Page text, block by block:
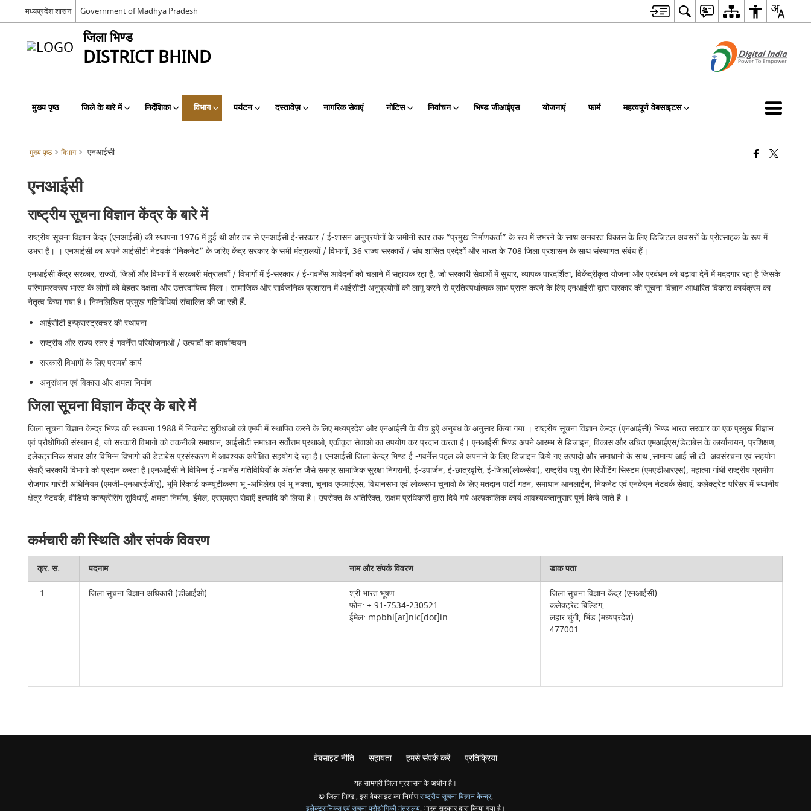
मध्यप्रदेश शासन Government of Madhya Pradesh
जिला भिण्‍ड
DISTRICT BHIND
मुख्य पृष्ठ जिले के बारे में निर्देशिका विभाग पर्यटन दस्तावेज़ नागरिक सेवाएं नोटिस निर्वाचन भिण्‍ड जीआईएस योजनाएं फार्म महत्वपूर्ण वेबसाइटस
मुख्य पृष्ठ विभाग एनआईसी
एनआईसी
राष्ट्रीय सूचना विज्ञान केंद्र के बारे में
राष्ट्रीय सूचना विज्ञान केंद्र (एनआईसी) की स्थापना 1976 में हुई थी और तब से एनआईसी ई-सरकार / ई-शासन अनुप्रयोगों के जमीनी स्तर तक “प्रमुख निर्माणकर्ता” के रूप में उभरने के साथ अनवरत विकास के लिए डिजिटल अवसरों के प्रोत्साहक के रूप में
उभरा है। । एनआईसी का अपने आईसीटी नेटवर्क “निकनेट” के जरिए केंद्र सरकार के सभी मंत्रालयों / विभागों, 36 राज्य सरकारों / संघ शासित प्रदेशों और भारत के 708 जिला प्रशासन के साथ संस्थागत संबंध हैं।
एनआईसी केंद्र सरकार, राज्यों, जिलों और विभागों में सरकारी मंत्रालयों / विभागों में ई-सरकार / ई-गवर्नेंस आवेदनों को चलाने में सहायक रहा है, जो सरकारी सेवाओं में सुधार, व्यापक पारदर्शिता, विकेंद्रीकृत योजना और प्रबंधन को बढ़ावा देनें में मददगार रहा है जिसके
परिणामस्वरूप भारत के लोगों को बेहतर दक्षता और उत्तरदायित्व मिला। सामाजिक और सार्वजनिक प्रशासन में आईसीटी अनुप्रयोगों को लागू करने से प्रतिस्पर्धात्मक लाभ प्राप्त करने के लिए एनआईसी द्वारा सरकार की सूचना-विज्ञान आधारित विकास कार्यक्रम का
नेतृत्व किया गया है। निम्नलिखित प्रमुख गतिविधियां संचालित की जा रही हैं:
आईसीटी इन्फ्रास्ट्रक्चर की स्थापना
राष्ट्रीय और राज्य स्तर ई-गवर्नेंस परियोजनाओं / उत्पादों का कार्यान्वयन
सरकारी विभागों के लिए परामर्श कार्य
अनुसंधान एवं विकास और क्षमता निर्माण
जिला सूचना विज्ञान केंद्र के बारे में
जिला सूचना विज्ञान केन्द्र भिण्ड की स्थापना 1988 में निकनेट सुविधाओ को एमपी में स्थापित करने के लिए मध्यप्रदेश और एनआईसी के बीच हुऐ अनुबंध के अनुसार किया गया । राष्ट्रीय सूचना विज्ञान केन्द्र (एनआईसी) भिण्ड भारत सरकार का एक प्रमुख विज्ञान
एवं प्रौधोगिकी संस्थान है, जो सरकारी विभागो को तकनीकी समाधान, आईसीटी समाधान सर्वोत्तम प्रथाओ, एकीकृत सेवाओ का उपयोग कर प्रदान करता है। एनआईसी भिण्ड अपने आरम्भ से डिजाइन, विकास और उचित एमआईएस/डेटाबेस के कार्यान्वयन, प्रशिक्षण,
इलेक्ट्रानिक संचार और विभिन्न विभागो की डेटाबेस प्रसंस्करण में आवश्यक अपेक्षित सहयोग दे रहा है। एनआईसी जिला केन्द्र भिण्ड ई -गवर्नेस पहल को अपनाने के लिए डिजाइन किये गए उत्पादो और समाधानो के साथ ,सामान्य आई.सी.टी. अवसंरचना एवं सहयोग
सेवाऍं सरकारी विभागो को प्रदान करता है।एनआईसी ने विभिन्न ई -गवर्नेस गतिविधियों के अंतर्गत जैसे समग्र सामाजिक सुरक्षा निगरानी, ई-उपार्जन, ई-छात्रवृत्ति, ई-जिला(लोकसेवा), राष्ट्रीय पशु रोग रिर्पोटिंग सिस्टम (एमएडीआरएस), महात्मा गांधी राष्ट्रीय ग्रामीण
रोजगार गारंटी अधिनियम (एमजी–एनआरईजीए), भूमि रिकार्ड कम्प्यूटीकरण भू -अभिलेख एवं भू नक्शा, चुनाव एमआईएस, विधानसभा एवं लोकसभा चुनावो के लिए मतदान पार्टी गठन, समाधान आनलाईन, निकनेट एवं एनकेएन नेटवर्क सेवाएं, कलेक्ट्रेट परिसर में स्थानीय
क्षेत्र नेटवर्क, वीडियो कान्फ्रेंसिंग सुविधाएँ, क्षमता निर्माण, ईमेल, एसएमएस सेवाऍं इत्यादि को लिया है। उपरोक्त के अतिरिक्त, सक्षम प्रधिकारी द्वारा दिये गये अल्पकालिक कार्य आवश्यकतानुसार पूर्ण किये जाते है ।
कर्मचारी की स्थिति और संपर्क विवरण
क्र. स. पदनाम नाम और संपर्क विवरण
डाक पता
1.
जिला सूचना विज्ञान अधिकारी (डीआईओ)
श्री भारत भूषण
फोन: + 91-7534-230521
ईमेल: mpbhi[at]nic[dot]in
जिला सूचना विज्ञान केंद्र (एनआईसी)
कलेक्ट्रेट बिल्डिंग,
लहार चुंगी, भिंड (मध्यप्रदेश)
477001
वेबसाइट नीति सहायता हमसे संपर्क करें प्रतिक्रिया
यह सामग्री जिला प्रशासन के अधीन है।
© जिला भिण्ड , इस वेबसाइट का निर्माणराष्ट्रीय सूचना विज्ञान केन्द्र,
इलेक्ट्रानिक्स एवं सूचना प्रौद्योगिकी मंत्रालय, भारत सरकार द्वारा किया गया है।